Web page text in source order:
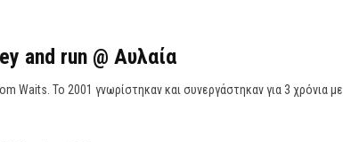
and run @ Αυλαία
Waits. Το 2001 γνωρίστηκαν και συνεργάστηκαν για 3 χρόνια με